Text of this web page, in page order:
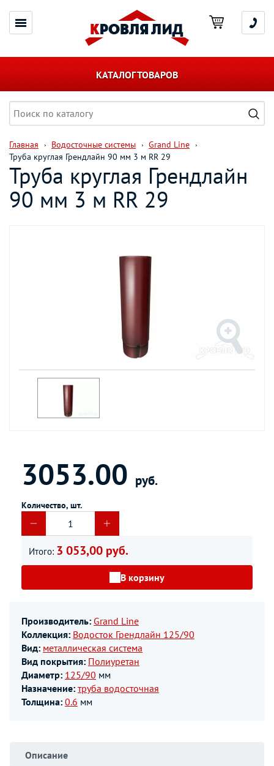
КАТАЛОГ ТОВАРОВ
Главная Водосточные системы
Grand Line
Труба круглая Грендлайн 90 мм 3 м RR 29
Труба круглая Грендлайн
90 мм 3 м RR 29
3053.00 руб.
Количество, шт.
Итого: 3 053,00 руб.
В корзину
Производитель: Grand Line
Коллекция: Водосток Грендлайн 125/90
Вид: металлическая система
Вид покрытия: Полиуретан
Диаметр: 125/90 мм
Назначение: труба водосточная
Толщина: 0.6 мм
Описание